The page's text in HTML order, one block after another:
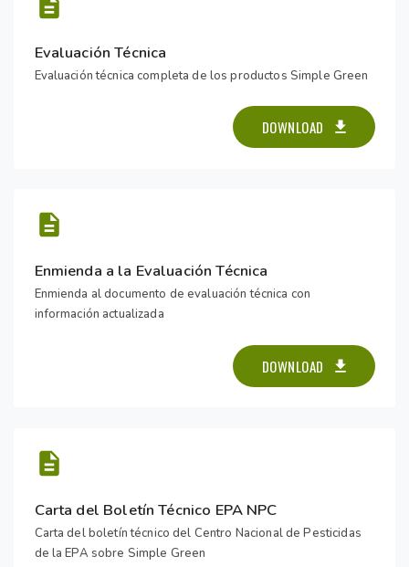
Evaluación Técnica
Evaluación técnica completa de los productos Simple Green
DOWNLOAD
Enmienda a la Evaluación Técnica
Enmienda al documento de evaluación técnica con
información actualizada
DOWNLOAD
Carta del Boletín Técnico EPA NPC
Carta del boletín técnico del Centro Nacional de Pesticidas
de la EPA sobre Simple Green